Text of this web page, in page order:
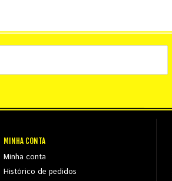
MINHA CONTA
Minha conta
Histórico de pedidos